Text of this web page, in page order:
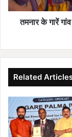
हर्षोल्लास,30–
की
पूजा-
अर्चना
तमनार के गारें
Related